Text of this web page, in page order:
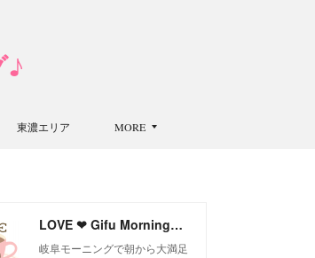
東濃エリア MORE
LOVE ❤ Gifu Morning 愛すべき岐阜モーニング♪
岐阜モーニングで朝から大満足